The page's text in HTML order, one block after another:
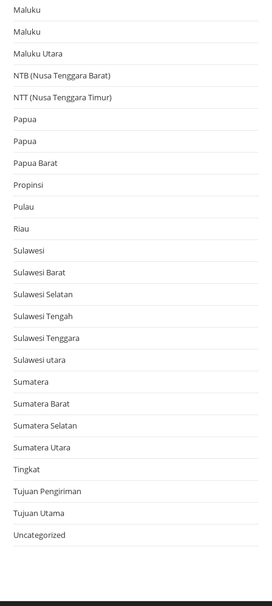
Maluku
Maluku
Maluku Utara
NTB (Nusa Tenggara Barat)
NTT (Nusa Tenggara Timur)
Papua
Papua
Papua Barat
Propinsi
Pulau
Riau
Sulawesi
Sulawesi Barat
Sulawesi Selatan
Sulawesi Tengah
Sulawesi Tenggara
Sulawesi utara
Sumatera
Sumatera Barat
Sumatera Selatan
Sumatera Utara
Tingkat
Tujuan Pengiriman
Tujuan Utama
Uncategorized